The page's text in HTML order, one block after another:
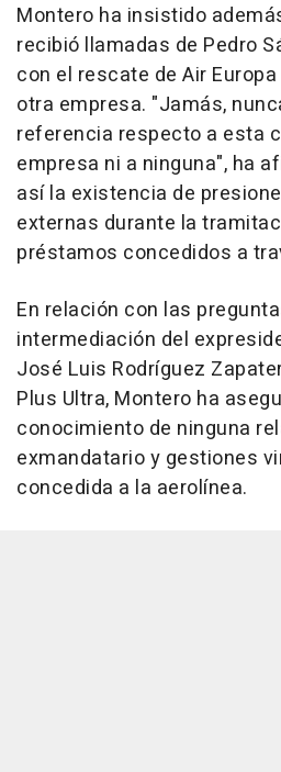
Montero ha insistido
recibió llamadas de Pedro
con el rescate de Air
otra empresa. "Jamás,
referencia respecto a esta
empresa ni a ninguna", ha
así la existencia de
externas durante la
préstamos concedidos a
En relación con las
intermediación del
José Luis Rodríguez
Plus Ultra, Montero ha
conocimiento de ninguna
exmandatario y gestiones
concedida a la aerolínea.